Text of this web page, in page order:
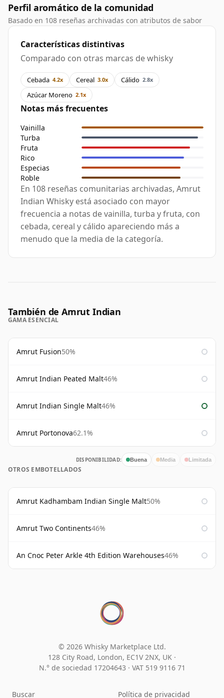
Perfil aromático de la comunidad
Basado en 108 reseñas archivadas con atributos de sabor
Características distintivas
Comparado con otras marcas de whisky
Cebada 4.2x Cereal 3.0x Cálido 2.8x
Azúcar Moreno 2.1x
Notas más frecuentes
Vainilla
Turba
Fruta
Rico
Especias
Roble
En 108 reseñas comunitarias archivadas, Amrut
Indian Whisky está asociado con mayor
frecuencia a notas de vainilla, turba y fruta, con
cebada, cereal y cálido apareciendo más a
menudo que la media de la categoría.
También de Amrut Indian
GAMA ESENCIAL
Amrut Fusion50%
Amrut Indian Peated Malt46%
Amrut Indian Single Malt46%
Amrut Portonova62.1%
DISPONIBILIDAD: Buena Media Limitada
OTROS EMBOTELLADOS
Amrut Kadhambam Indian Single Malt50%
Amrut Two Continents46%
An Cnoc Peter Arkle 4th Edition Warehouses46%
© 2026 Whisky Marketplace Ltd.
128 City Road, London, EC1V 2NX, UK ·
N.° de sociedad 17204643 · VAT 519 9116 71
Buscar Política de privacidad